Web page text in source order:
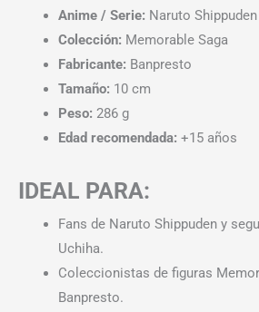
Anime / Serie: Naruto Shippuden
Colección: Memorable Saga
Fabricante: Banpresto
Tamaño: 10 cm
Peso: 286 g
Edad recomendada: +15 años
IDEAL PARA:
Fans de Naruto Shippuden y
Uchiha.
Coleccionistas de figuras
Banpresto.